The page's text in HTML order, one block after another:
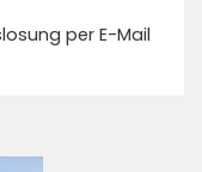
per E-Mail